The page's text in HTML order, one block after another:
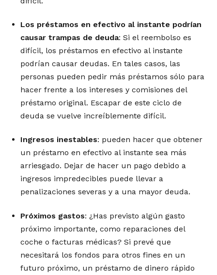
Los préstamos en efectivo al instante podrían
causar trampas de deuda: Si el reembolso es
difícil, los préstamos en efectivo al instante
podrían causar deudas. En tales casos, las
personas pueden pedir más préstamos sólo para
hacer frente a los intereses y comisiones del
préstamo original. Escapar de este ciclo de
deuda se vuelve increíblemente difícil.
Ingresos inestables: pueden hacer que obtener
un préstamo en efectivo al instante sea más
arriesgado. Dejar de hacer un pago debido a
ingresos impredecibles puede llevar a
penalizaciones severas y a una mayor deuda.
Próximos gastos: ¿Has previsto algún gasto
próximo importante, como reparaciones del
coche o facturas médicas? Si prevé que
necesitará los fondos para otros fines en un
futuro próximo, un préstamo de dinero rápido